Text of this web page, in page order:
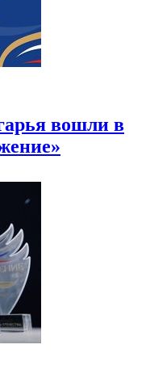
вошли в